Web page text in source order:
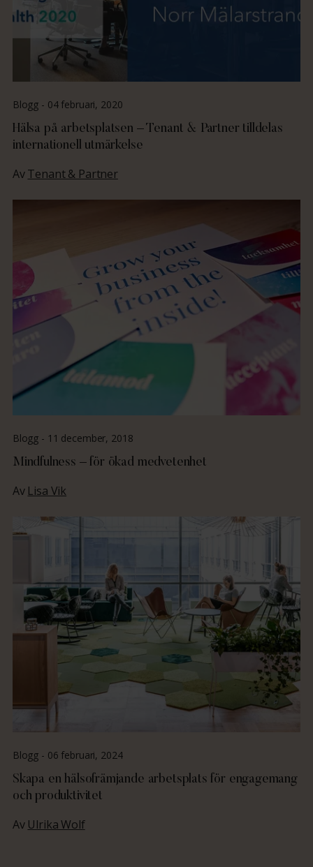
Blogg - 04 februari, 2020
Hälsa på arbetsplatsen – Tenant & Partner tilldelas
internationell utmärkelse
AvTenant & Partner
Blogg - 11 december, 2018
Mindfulness – för ökad medvetenhet
Av Lisa Vik
Blogg - 06 februari, 2024
Skapa en hälsofrämjande arbetsplats för engagemang
och produktivitet
Av Ulrika Wolf